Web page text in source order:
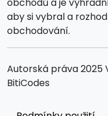
aby si vybral a
obchodování.
Autorská práva 2025
BitiCodes